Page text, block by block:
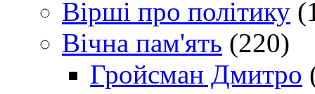
Вірші про політику
Вічна пам'ять (220)
Гройсман Дмитро